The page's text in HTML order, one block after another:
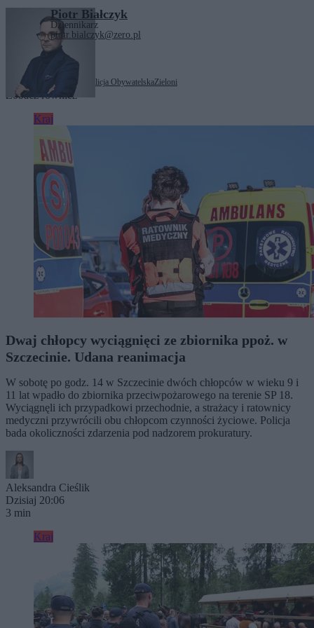
Piotr Białczyk
Dziennikarz
piotr.bialczyk@zero.pl
Tagi: Klaudia Jachira Koalicja ObywatelskaZieloni
Zobacz również
Kraj
Dwaj chłopcy wyciągnięci ze zbiornika ppoż. w
Szczecinie. Udana reanimacja
W sobotę po godz. 14 w Szczecinie dwóch chłopców w wieku 9 i
11 lat wpadło do zbiornika przeciwpożarowego na terenie SP 18.
Wyciągnęli ich przypadkowi przechodnie, a strażacy i ratownicy
medyczni przywrócili obu chłopcom czynności życiowe. Policja
bada okoliczności zdarzenia pod nadzorem prokuratury.
Aleksandra Cieślik
Dzisiaj 20:06
3 min
Kraj